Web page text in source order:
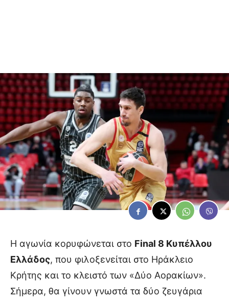
Η αγωνία κορυφώνεται στο Final 8 Κυπέλλου
Ελλάδος, που φιλοξενείται στο Ηράκλειο
Κρήτης και το κλειστό των «Δύο Αορακίων».
Σήμερα, θα γίνουν γνωστά τα δύο ζευγάρια